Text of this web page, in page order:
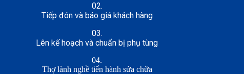
02.
Tiếp đón và báo giá khách hàng
03.
Lên kế hoạch và chuẩn bị phụ tùng
04.
Thợ lành nghề tiến hành sửa chữa